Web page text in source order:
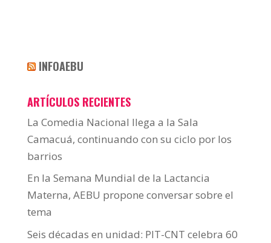
INFOAEBU
ARTÍCULOS RECIENTES
La Comedia Nacional llega a la Sala
Camacuá, continuando con su ciclo por los
barrios
En la Semana Mundial de la Lactancia
Materna, AEBU propone conversar sobre el
tema
Seis décadas en unidad: PIT-CNT celebra 60